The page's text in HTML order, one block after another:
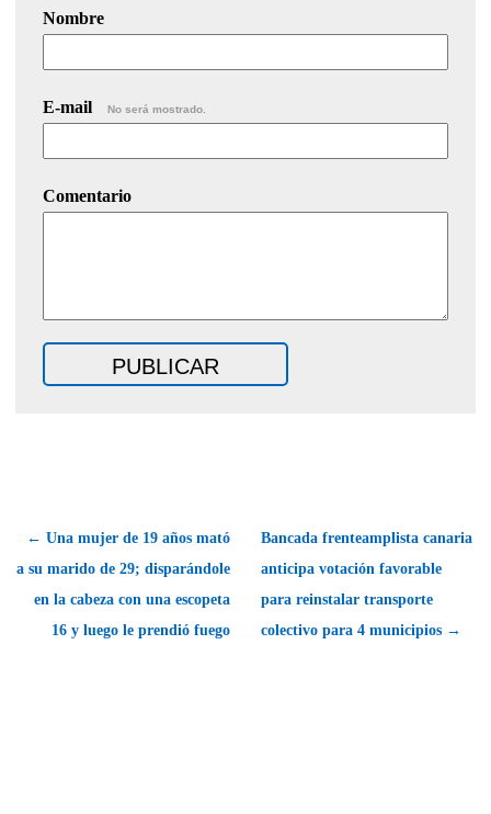
Nombre
E-mail No será mostrado.
Comentario
← Una mujer de 19 años mató
a su marido de 29; disparándole
en la cabeza con una escopeta
16 y luego le prendió fuego
Bancada frenteamplista canaria
anticipa votación favorable
para reinstalar transporte
colectivo para 4 municipios →